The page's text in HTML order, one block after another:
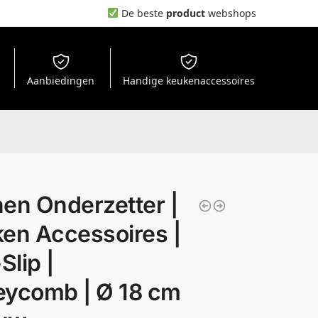
De beste product webshops
Aanbiedingen Handige keukenaccessoires
Onderzetter |
Accessoires |
|
| Ø 18 cm